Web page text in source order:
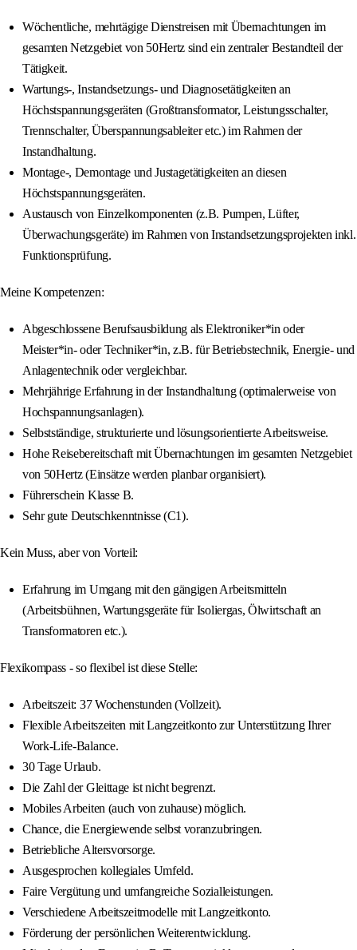
Wöchentliche, mehrtägige Dienstreisen mit Übernachtungen im
gesamten Netzgebiet von 50Hertz sind ein zentraler Bestandteil der
Tätigkeit.
Wartungs-, Instandsetzungs- und Diagnosetätigkeiten an
Höchstspannungsgeräten (Großtransformator, Leistungsschalter,
Trennschalter, Überspannungsableiter etc.) im Rahmen der
Instandhaltung.
Montage-, Demontage und Justagetätigkeiten an diesen
Höchstspannungsgeräten.
Austausch von Einzelkomponenten (z.B. Pumpen, Lüfter,
Überwachungsgeräte) im Rahmen von Instandsetzungsprojekten inkl.
Funktionsprüfung.
Meine Kompetenzen:
Abgeschlossene Berufsausbildung als Elektroniker*in oder
Meister*in- oder Techniker*in, z.B. für Betriebstechnik, Energie- und
Anlagentechnik oder vergleichbar.
Mehrjährige Erfahrung in der Instandhaltung (optimalerweise von
Hochspannungsanlagen).
Selbstständige, strukturierte und lösungsorientierte Arbeitsweise.
Hohe Reisebereitschaft mit Übernachtungen im gesamten Netzgebiet
von 50Hertz (Einsätze werden planbar organisiert).
Führerschein Klasse B.
Sehr gute Deutschkenntnisse (C1).
Kein Muss, aber von Vorteil:
Erfahrung im Umgang mit den gängigen Arbeitsmitteln
(Arbeitsbühnen, Wartungsgeräte für Isoliergas, Ölwirtschaft an
Transformatoren etc.).
Flexikompass - so flexibel ist diese Stelle:
Arbeitszeit: 37 Wochenstunden (Vollzeit).
Flexible Arbeitszeiten mit Langzeitkonto zur Unterstützung Ihrer
Work-Life-Balance.
30 Tage Urlaub.
Die Zahl der Gleittage ist nicht begrenzt.
Mobiles Arbeiten (auch von zuhause) möglich.
Chance, die Energiewende selbst voranzubringen.
Betriebliche Altersvorsorge.
Ausgesprochen kollegiales Umfeld.
Faire Vergütung und umfangreiche Sozialleistungen.
Verschiedene Arbeitszeitmodelle mit Langzeitkonto.
Förderung der persönlichen Weiterentwicklung.